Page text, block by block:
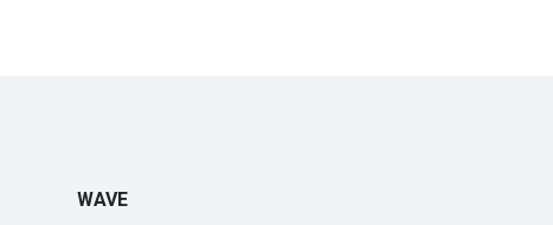
WAVE